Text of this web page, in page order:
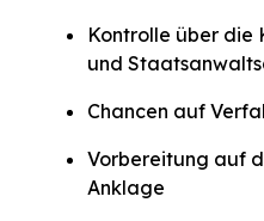
Kontrolle über die
und
Chancen auf
Vorbereitung auf
Anklage